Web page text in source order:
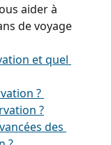
aider à
de voyage
et quel
?
?
des